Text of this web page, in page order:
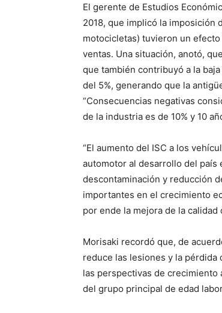
El gerente de Estudios
2018, que implicó la imposición
motocicletas) tuvieron un
ventas. Una situación, anotó,
que también contribuyó a la
del 5%, generando que la
“Consecuencias negativas
de la industria es de 10% y 10
“El aumento del ISC a los
automotor al desarrollo del país
descontaminación y reducción
importantes en el crecimiento
por ende la mejora de la
Morisaki recordó que, de
reduce las lesiones y la pérdida
las perspectivas de crecimiento
del grupo principal de edad